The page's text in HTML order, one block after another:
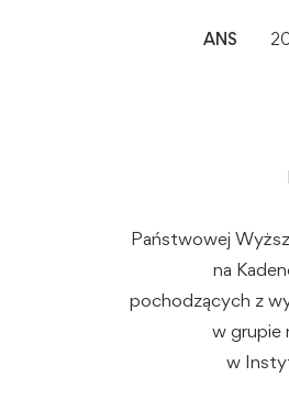
ANS
Państwowej
na
pochodzących z
w grupie
w